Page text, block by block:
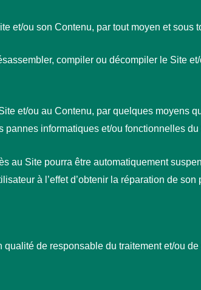
et/ou son Contenu, par tout moyen et sous
compiler ou décompiler le Site
et/ou au Contenu, par quelques moyens
informatiques et/ou fonctionnelles
au Site pourra être automatiquement
à l’effet d’obtenir la réparation de son
qualité de responsable du traitement et/ou